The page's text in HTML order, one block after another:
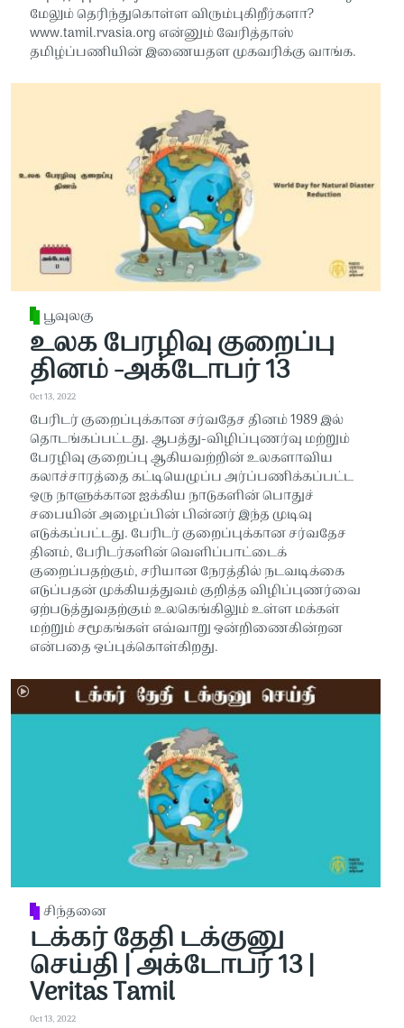
மேலும் தெரிந்துகொள்ள விரும்புகிறீர்களா?
www.tamil.rvasia.org என்னும் வேரித்தாஸ்
தமிழ்ப்பணியின் இணையதள முகவரிக்கு வாங்க.
பூவுலகு
உலக பேரழிவு குறைப்பு
தினம் -அக்டோபர் 13
Oct 13, 2022
பேரிடர் குறைப்புக்கான சர்வதேச தினம் 1989 இல்
தொடங்கப்பட்டது. ஆபத்து-விழிப்புணர்வு மற்றும்
பேரழிவு குறைப்பு ஆகியவற்றின் உலகளாவிய
கலாச்சாரத்தை கட்டியெழுப்ப அர்ப்பணிக்கப்பட்ட
ஒரு நாளுக்கான ஐக்கிய நாடுகளின் பொதுச்
சபையின் அழைப்பின் பின்னர் இந்த முடிவு
எடுக்கப்பட்டது. பேரிடர் குறைப்புக்கான சர்வதேச
தினம், பேரிடர்களின் வெளிப்பாட்டைக்
குறைப்பதற்கும், சரியான நேரத்தில் நடவடிக்கை
எடுப்பதன் முக்கியத்துவம் குறித்த விழிப்புணர்வை
ஏற்படுத்துவதற்கும் உலகெங்கிலும் உள்ள மக்கள்
மற்றும் சமூகங்கள் எவ்வாறு ஒன்றிணைகின்றன
என்பதை ஒப்புக்கொள்கிறது.
சிந்தனை
டக்கர் தேதி டக்குனு
செய்தி | அக்டோபர் 13 |
Veritas Tamil
Oct 13, 2022